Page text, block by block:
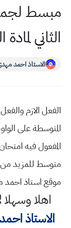
مبسط
الثاني
الاستاذ احمد
الفعل الازم
المتوسطة على
المفعول فيه
متوسط للمزيد
موقع استاذ
اهلا وسهلا
الاستاذ